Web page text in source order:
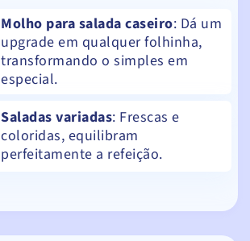
Molho para salada caseiro: Dá um
upgrade em qualquer folhinha,
transformando o simples em
especial.
Saladas variadas: Frescas e
coloridas, equilibram
perfeitamente a refeição.